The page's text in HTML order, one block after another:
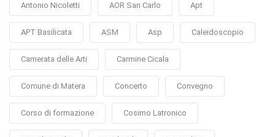
Antonio Nicoletti AOR San Carlo Apt
APT Basilicata ASM Asp Caleidoscopio
Camerata delle Arti Carmine Cicala
Comune di Matera Concerto Convegno
Corso di formazione Cosimo Latronico